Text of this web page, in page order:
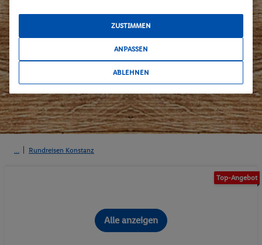
Rundreisen Konstanz
Top-Angebot
Alle anzeigen
ZUSTIMMEN
ANPASSEN
ABLEHNEN